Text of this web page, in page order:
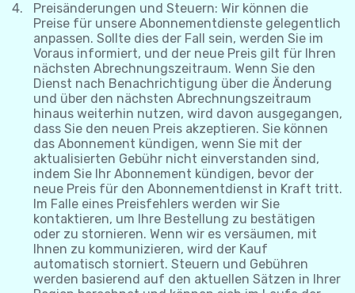
Preisänderungen und Steuern: Wir können die
Preise für unsere Abonnementdienste gelegentlich
anpassen. Sollte dies der Fall sein, werden Sie im
Voraus informiert, und der neue Preis gilt für Ihren
nächsten Abrechnungszeitraum. Wenn Sie den
Dienst nach Benachrichtigung über die Änderung
und über den nächsten Abrechnungszeitraum
hinaus weiterhin nutzen, wird davon ausgegangen,
dass Sie den neuen Preis akzeptieren. Sie können
das Abonnement kündigen, wenn Sie mit der
aktualisierten Gebühr nicht einverstanden sind,
indem Sie Ihr Abonnement kündigen, bevor der
neue Preis für den Abonnementdienst in Kraft tritt.
Im Falle eines Preisfehlers werden wir Sie
kontaktieren, um Ihre Bestellung zu bestätigen
oder zu stornieren. Wenn wir es versäumen, mit
Ihnen zu kommunizieren, wird der Kauf
automatisch storniert. Steuern und Gebühren
werden basierend auf den aktuellen Sätzen in Ihrer